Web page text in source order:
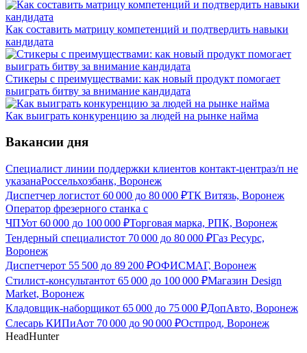
Как составить матрицу компетенций и подтвердить навыки
кандидата
Стикеры с преимуществами: как новый продукт помогает
выиграть битву за внимание кандидата
Как выиграть конкуренцию за людей на рынке найма
Вакансии дня
Специалист линии поддержки клиентов контакт-центраз/п не
указанаРоссельхозбанк, Воронеж
Диспетчер логистот 60 000 до 80 000 ₽ТК Витязь, Воронеж
Оператор фрезерного станка с
ЧПУот 60 000 до 100 000 ₽Торговая марка, РПК, Воронеж
Тендерный специалистот 70 000 до 80 000 ₽Газ Ресурс,
Воронеж
Диспетчерот 55 500 до 89 200 ₽ОФИСМАГ, Воронеж
Стилист-консультантот 65 000 до 100 000 ₽Магазин Design
Market, Воронеж
Кладовщик-наборщикот 65 000 до 75 000 ₽ДопАвто, Воронеж
Слесарь КИПиАот 70 000 до 90 000 ₽Остпрод, Воронеж
HeadHunter